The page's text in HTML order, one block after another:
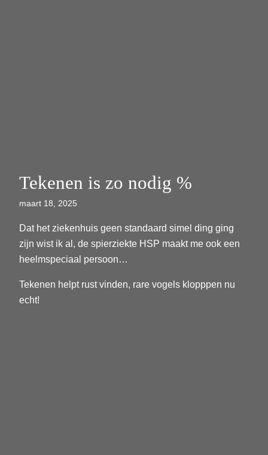
Tekenen is zo nodig %
maart 18, 2025
Dat het ziekenhuis geen standaard simel ding ging
zijn wist ik al, de spierziekte HSP maakt me ook een
heelmspeciaal persoon…
Tekenen helpt rust vinden, rare vogels klopppen nu
echt!